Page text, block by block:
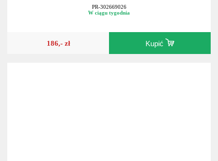
PR-302669026
W ciągu tygodnia
186,- zł Kupić